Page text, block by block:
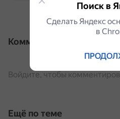
Комментарии
Войдите, чтобы
Ещё по теме
Поиск в
Сделать Яндекс
в